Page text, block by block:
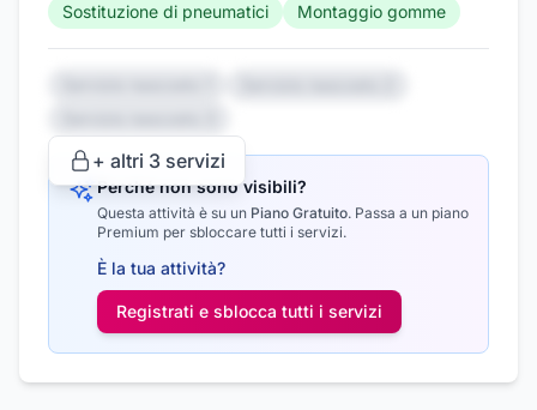
Sostituzione di pneumatici Montaggio gomme
+ altri 3 servizi
Perché non sono visibili?
Questa attività è su un Piano Gratuito. Passa a un piano
Premium per sbloccare tutti i servizi.
È la tua attività?
Registrati e sblocca tutti i servizi